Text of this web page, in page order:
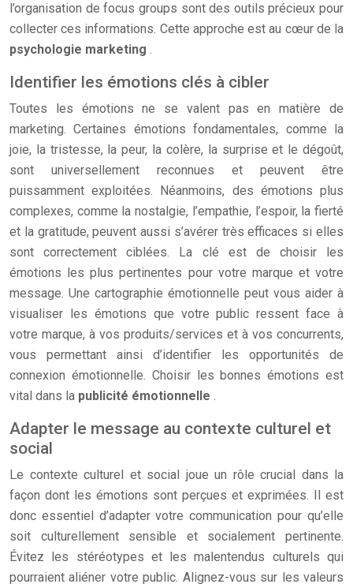
l’organisation de focus groups sont des outils précieux pour
collecter ces informations. Cette approche est au cœur de la
psychologie marketing .
Identifier les émotions clés à cibler
Toutes les émotions ne se valent pas en matière de
marketing. Certaines émotions fondamentales, comme la
joie, la tristesse, la peur, la colère, la surprise et le dégoût,
sont universellement reconnues et peuvent être
puissamment exploitées. Néanmoins, des émotions plus
complexes, comme la nostalgie, l’empathie, l’espoir, la fierté
et la gratitude, peuvent aussi s’avérer très efficaces si elles
sont correctement ciblées. La clé est de choisir les
émotions les plus pertinentes pour votre marque et votre
message. Une cartographie émotionnelle peut vous aider à
visualiser les émotions que votre public ressent face à
votre marque, à vos produits/services et à vos concurrents,
vous permettant ainsi d’identifier les opportunités de
connexion émotionnelle. Choisir les bonnes émotions est
vital dans la publicité émotionnelle .
Adapter le message au contexte culturel et
social
Le contexte culturel et social joue un rôle crucial dans la
façon dont les émotions sont perçues et exprimées. Il est
donc essentiel d’adapter votre communication pour qu’elle
soit culturellement sensible et socialement pertinente.
Évitez les stéréotypes et les malentendus culturels qui
pourraient aliéner votre public. Alignez-vous sur les valeurs